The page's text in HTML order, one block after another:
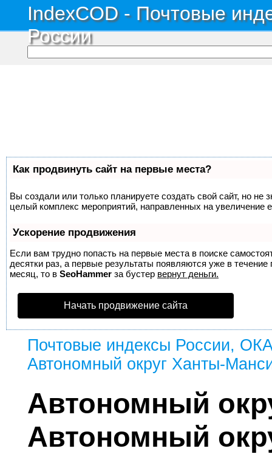
IndexCOD - Почтовые
России
Как продвинуть сайт на первые места?
Вы создали или только планируете создать свой сайт, но не
целый комплекс мероприятий, направленных на увеличение
Ускорение продвижения
Если вам трудно попасть на первые места в поиске
десятки раз, а первые результаты появляются уже в
месяц, то в SeoHammer за бустер вернут деньги.
Начать продвижение сайта
Почтовые индексы России,
Автономный округ Ханты-
Автономный
Автономный